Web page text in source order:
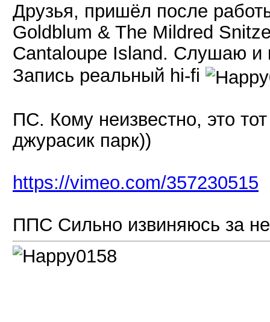
Друзья, пришёл после
Goldblum & The Mildred
Cantaloupe Island. Слушаю
Запись реальный hi-fi
ПС. Кому неизвестно, это
джурасик парк))
https://vimeo.com/357230515
ППС Сильно извиняюсь за